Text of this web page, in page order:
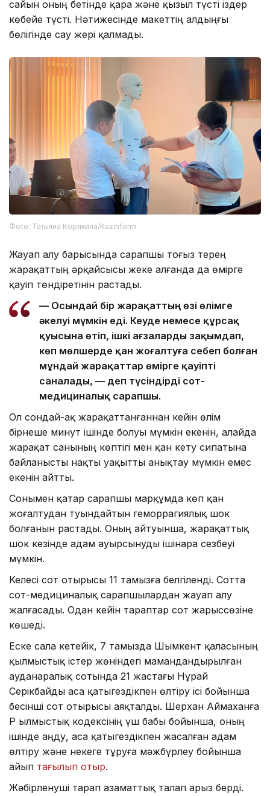
сайын оның бетінде қара және қызыл түсті іздер
көбейе түсті. Нәтижесінде макеттің алдыңғы
бөлігінде сау жері қалмады.
Фото: Татьяна Корякина/Kazinform
Жауап алу барысында сарапшы тоғыз терең
жарақаттың әрқайсысы жеке алғанда да өмірге
қауіп төндіретінін растады.
— Осындай бір жарақаттың өзі өлімге
әкелуі мүмкін еді. Кеуде немесе құрсақ
қуысына өтіп, ішкі ағзаларды зақымдап,
көп мөлшерде қан жоғалтуға себеп болған
мұндай жарақаттар өмірге қауіпті
саналады, — деп түсіндірді сот-
медициналық сарапшы.
Ол сондай-ақ жарақаттанғаннан кейін өлім
бірнеше минут ішінде болуы мүмкін екенін, алайда
жарақат санының көптігі мен қан кету сипатына
байланысты нақты уақытты анықтау мүмкін емес
екенін айтты.
Сонымен қатар сарапшы марқұмда көп қан
жоғалтудан туындайтын геморрагиялық шок
болғанын растады. Оның айтуынша, жарақаттық
шок кезінде адам ауырсынуды ішінара сезбеуі
мүмкін.
Келесі сот отырысы 11 тамызға белгіленді. Сотта
сот-медициналық сарапшылардан жауап алу
жалғасады. Одан кейін тараптар сот жарыссөзіне
көшеді.
Еске сала кетейік, 7 тамызда Шымкент қаласының
қылмыстық істер жөніндегі мамандандырылған
ауданаралық сотында 21 жастағы Нұрай
Серікбайды аса қатыгездікпен өлтіру ісі бойынша
бесінші сот отырысы аяқталды. Шерхан Аймаханға
ҚР Қылмыстық кодексінің үш бабы бойынша, оның
ішінде аңду, аса қатыгездікпен жасалған адам
өлтіру және некеге тұруға мәжбүрлеу бойынша
айып тағылып отыр.
Жәбірленуші тарап азаматтық талап арыз берді.